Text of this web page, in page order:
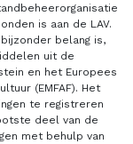
is aan de LAV.
belang is,
uit de
en het Europees
(EMFAF). Het
te registreren
deel van de
met behulp van